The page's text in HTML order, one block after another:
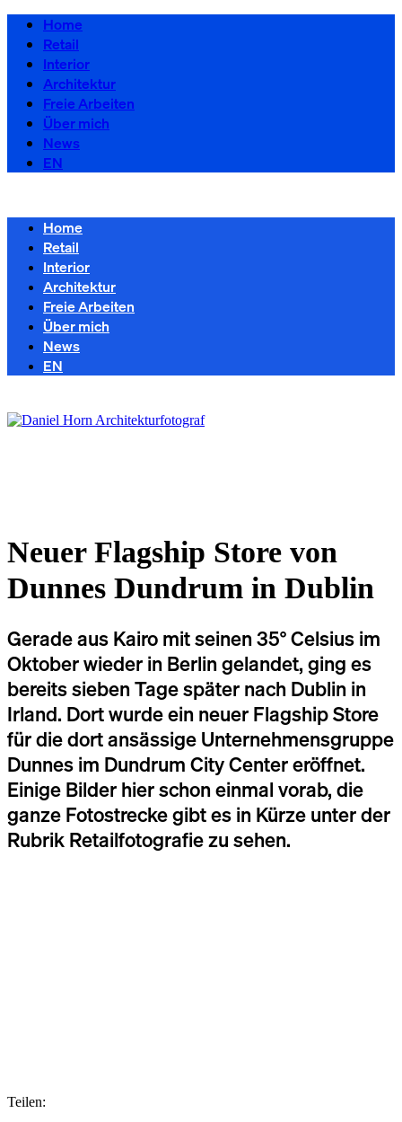
Home
Retail
Interior
Architektur
Freie Arbeiten
Über mich
News
EN
Home
Retail
Interior
Architektur
Freie Arbeiten
Über mich
News
EN
Neuer Flagship Store von
Dunnes Dundrum in Dublin
Gerade aus Kairo mit seinen 35° Celsius im
Oktober wieder in Berlin gelandet, ging es
bereits sieben Tage später nach Dublin in
Irland. Dort wurde ein neuer Flagship Store
für die dort ansässige Unternehmensgruppe
Dunnes im Dundrum City Center eröffnet.
Einige Bilder hier schon einmal vorab, die
ganze Fotostrecke gibt es in Kürze unter der
Rubrik Retailfotografie zu sehen.
Teilen: